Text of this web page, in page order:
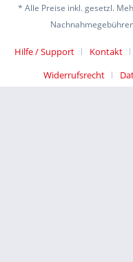
* Alle Preise inkl. gesetzl.
Hilfe / Support Kontakt
Widerrufsrecht